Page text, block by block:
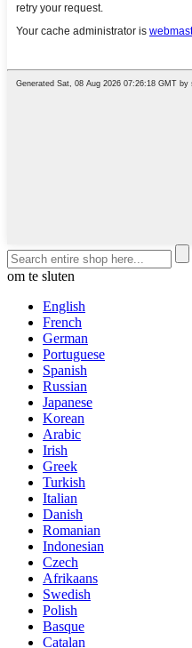
om te sluten
English
French
German
Portuguese
Spanish
Russian
Japanese
Korean
Arabic
Irish
Greek
Turkish
Italian
Danish
Romanian
Indonesian
Czech
Afrikaans
Swedish
Polish
Basque
Catalan